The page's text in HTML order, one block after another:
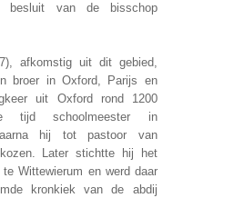
besluit van de bisschop
afkomstig uit dit gebied,
broer in Oxford, Parijs en
uit Oxford rond 1200
tijd schoolmeester in
hij tot pastoor van
Later stichtte hij het
Wittewierum en werd daar
kronkiek van de abdij